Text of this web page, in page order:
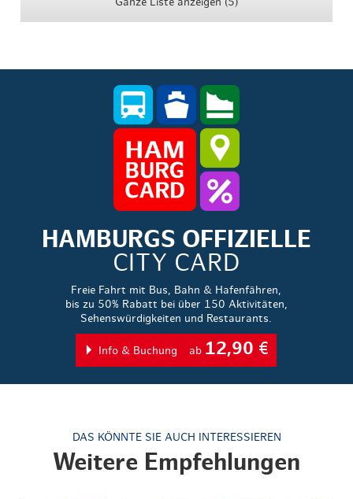
Ganze Liste anzeigen (5)
HAMBURGS OFFIZIELLE
CITY CARD
Freie Fahrt mit Bus, Bahn & Hafenfähren,
bis zu 50% Rabatt bei über 150 Aktivitäten,
Sehenswürdigkeiten und Restaurants.
Info & Buchung ab 12,90 €
DAS KÖNNTE SIE AUCH INTERESSIEREN
Weitere Empfehlungen